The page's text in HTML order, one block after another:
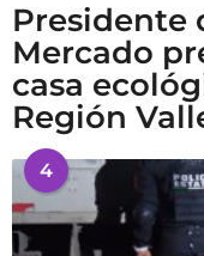
Presidente
Mercado
casa
Región
4